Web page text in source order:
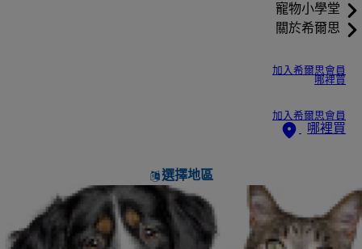
寵物小學堂
關於希爾思
加入希爾思會員
哪裡買
加入希爾思會員
哪裡買
選擇地區